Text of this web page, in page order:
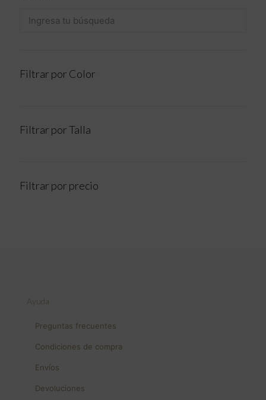
Filtrar por Color
Filtrar por Talla
Filtrar por precio
Ayuda
Preguntas frecuentes
Condiciones de compra
Envíos
Devoluciones